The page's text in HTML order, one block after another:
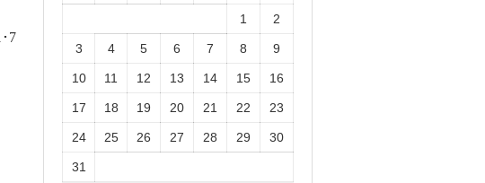
･ 7
1 2
3 4 5 6 7 8 9
10 11 12 13 14 15 16
17 18 19 20 21 22 23
24 25 26 27 28 29 30
31